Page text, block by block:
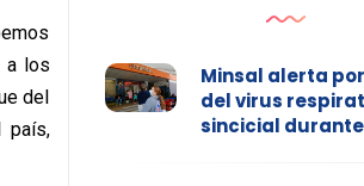
a los
del
país,
Minsal alerta
del virus
sincicial